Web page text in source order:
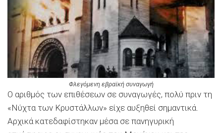
Φλεγόμενη εβραϊκή συναγωγή
Ο αριθμός των επιθέσεων σε συναγωγές, πολύ πριν τη
«Νύχτα των Κρυστάλλων» είχε αυξηθεί σημαντικά.
Αρχικά κατεδαφίστηκαν μέσα σε πανηγυρική